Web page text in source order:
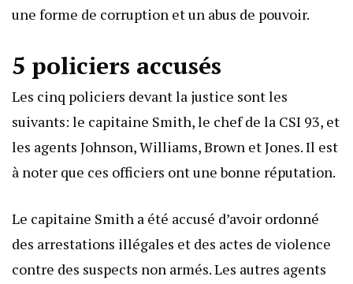
une forme de corruption et un abus de pouvoir.
5 policiers accusés
Les cinq policiers devant la justice sont les
suivants: le capitaine Smith, le chef de la CSI 93, et
les agents Johnson, Williams, Brown et Jones. Il est
à noter que ces officiers ont une bonne réputation.
Le capitaine Smith a été accusé d’avoir ordonné
des arrestations illégales et des actes de violence
contre des suspects non armés. Les autres agents